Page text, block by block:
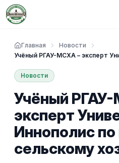
Главная
Новости
Учёный РГАУ-МСХА – эксперт
Новости
Учёный
эксперт
Иннополис
сельскому